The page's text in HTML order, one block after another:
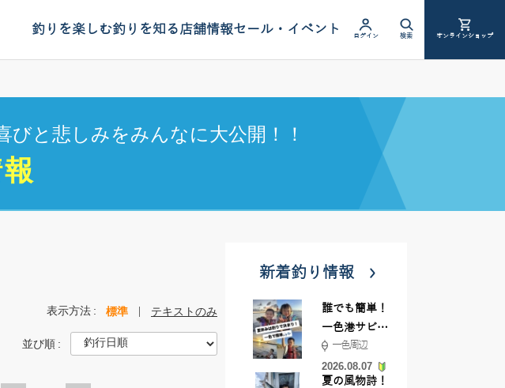
釣りを楽しむ釣りを知る店舗情報セール・イベント ログイン 検索 オンラインショップ
と悲しみをみんなに大公開！！
表示方法 標準 テキストのみ
並び順
新着釣り情報
誰でも簡単！
一色港サビキ
＆ちょい投げ
一色周辺
2026.08.07
夏の風物詩！